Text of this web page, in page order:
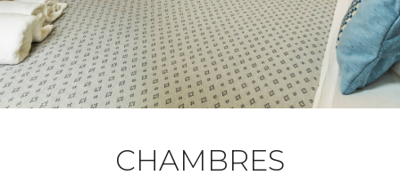
CHAMBRES